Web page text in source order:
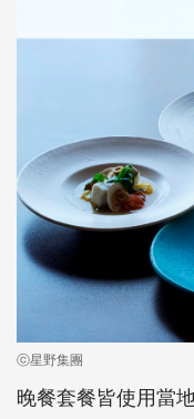
ⓒ星野集團
晚餐套餐皆使用當